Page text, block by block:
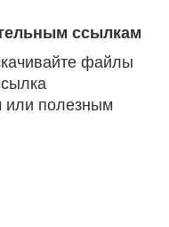
ссылкам
файлы
или полезным